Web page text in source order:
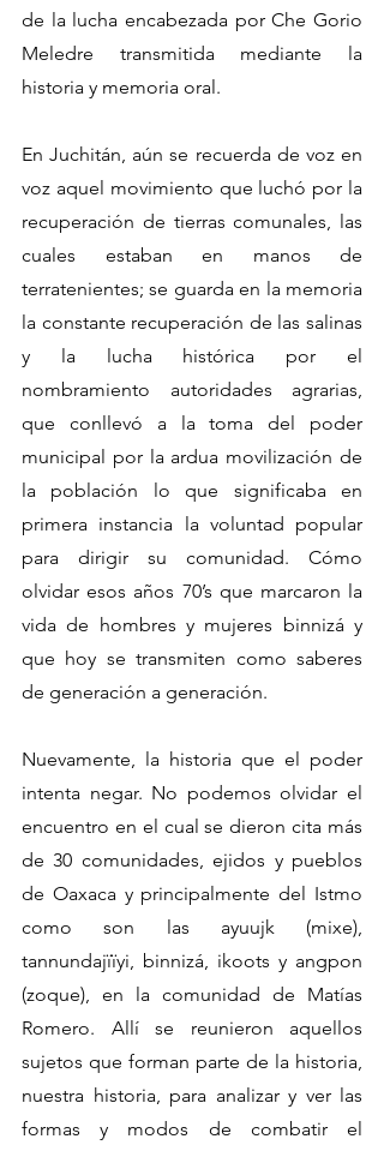
de la lucha encabezada por Che Gorio
Meledre transmitida mediante la
historia y memoria oral.
En Juchitán, aún se recuerda de voz en
voz aquel movimiento que luchó por la
recuperación de tierras comunales, las
cuales estaban en manos de
terratenientes; se guarda en la memoria
la constante recuperación de las salinas
y la lucha histórica por el
nombramiento autoridades agrarias,
que conllevó a la toma del poder
municipal por la ardua movilización de
la población lo que significaba en
primera instancia la voluntad popular
para dirigir su comunidad. Cómo
olvidar esos años 70’s que marcaron la
vida de hombres y mujeres binnizá y
que hoy se transmiten como saberes
de generación a generación.
Nuevamente, la historia que el poder
intenta negar. No podemos olvidar el
encuentro en el cual se dieron cita más
de 30 comunidades, ejidos y pueblos
de Oaxaca y principalmente del Istmo
como son las ayuujk (mixe),
tannundajïïyi, binnizá, ikoots y angpon
(zoque), en la comunidad de Matías
Romero. Allí se reunieron aquellos
sujetos que forman parte de la historia,
nuestra historia, para analizar y ver las
formas y modos de combatir el